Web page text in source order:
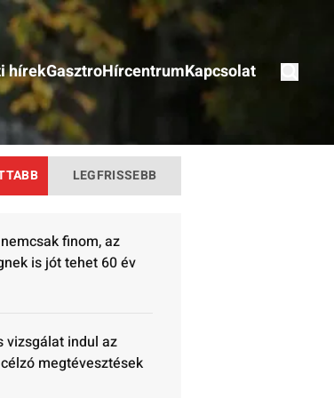
hírekGasztroHírcentrumKapcsolat
LEGFRISSEBB
finom, az
is jót tehet 60 év
vizsgálat indul az
megtévesztések